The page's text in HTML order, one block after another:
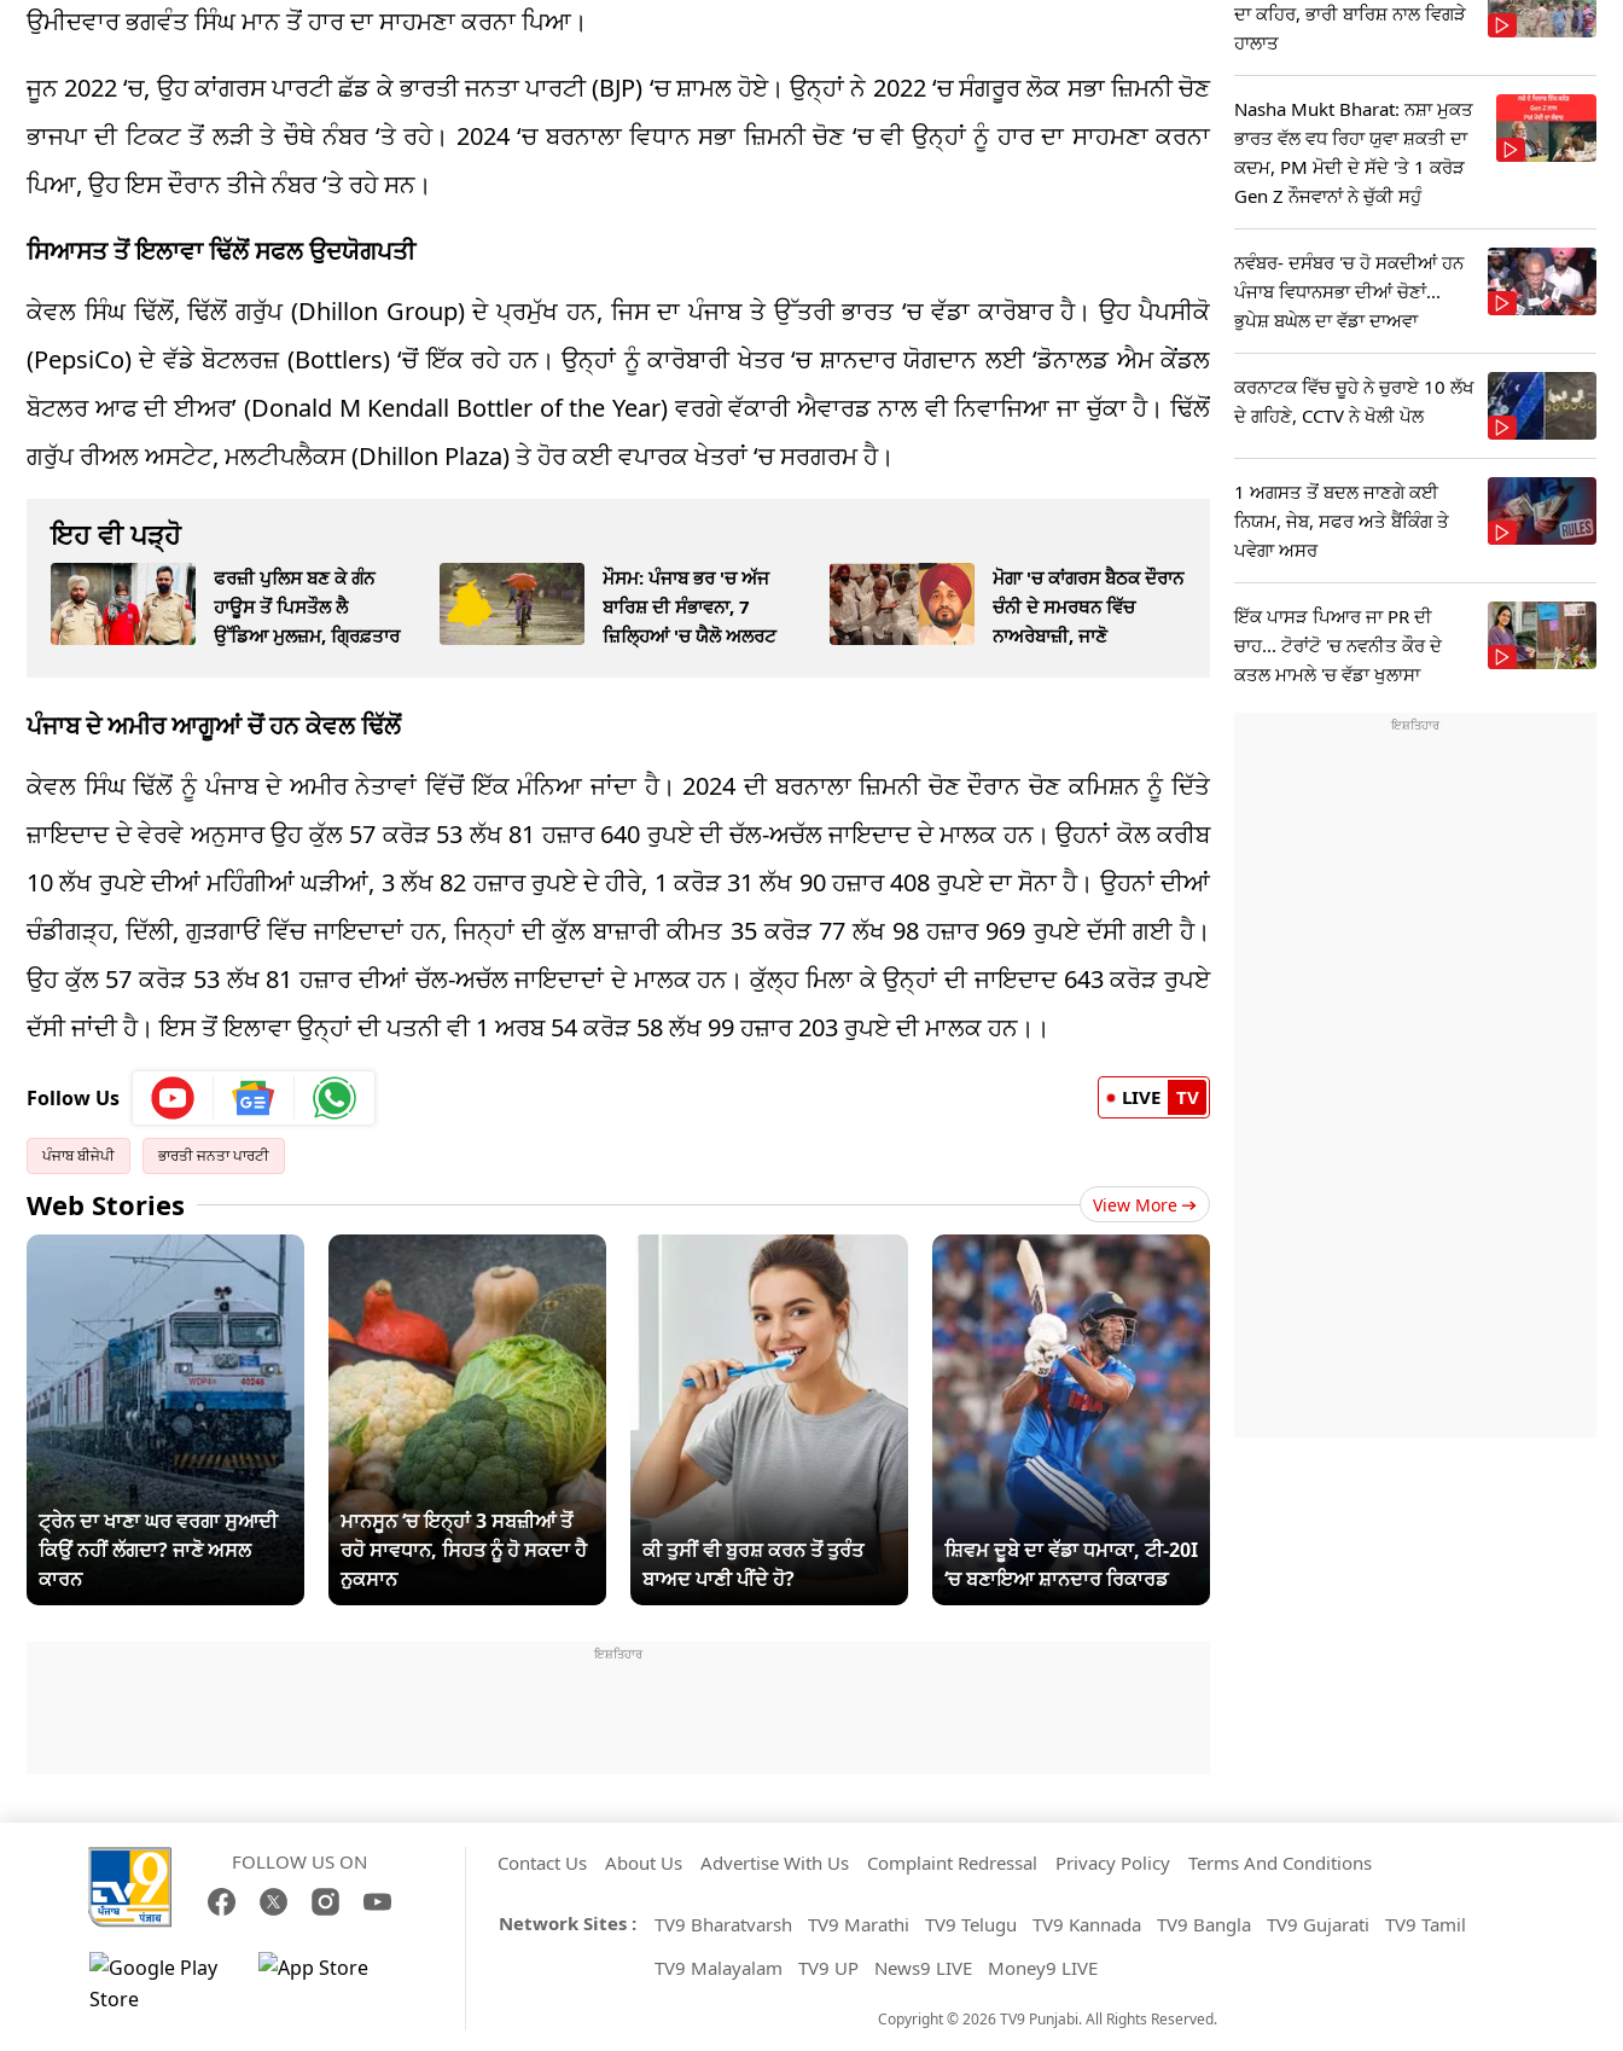
ਉਮੀਦਵਾਰ ਭਗਵੰਤ ਸਿੰਘ ਮਾਨ ਤੋਂ ਹਾਰ ਦਾ ਸਾਹਮਣਾ ਕਰਨਾ ਪਿਆ।
ਜੂਨ 2022 ‘ਚ, ਉਹ ਕਾਂਗਰਸ ਪਾਰਟੀ ਛੱਡ ਕੇ ਭਾਰਤੀ ਜਨਤਾ ਪਾਰਟੀ (BJP) ‘ਚ ਸ਼ਾਮਲ ਹੋਏ। ਉਨ੍ਹਾਂ ਨੇ 2022 ‘ਚ ਸੰਗਰੂਰ ਲੋਕ ਸਭਾ ਜ਼ਿਮਨੀ ਚੋਣ
ਭਾਜਪਾ ਦੀ ਟਿਕਟ ਤੋਂ ਲੜੀ ਤੇ ਚੌਥੇ ਨੰਬਰ ‘ਤੇ ਰਹੇ। 2024 ‘ਚ ਬਰਨਾਲਾ ਵਿਧਾਨ ਸਭਾ ਜ਼ਿਮਨੀ ਚੋਣ ‘ਚ ਵੀ ਉਨ੍ਹਾਂ ਨੂੰ ਹਾਰ ਦਾ ਸਾਹਮਣਾ ਕਰਨਾ
ਪਿਆ, ਉਹ ਇਸ ਦੌਰਾਨ ਤੀਜੇ ਨੰਬਰ ‘ਤੇ ਰਹੇ ਸਨ।
ਸਿਆਸਤ ਤੋਂ ਇਲਾਵਾ ਢਿੱਲੋਂ ਸਫਲ ਉਦਯੋਗਪਤੀ
ਕੇਵਲ ਸਿੰਘ ਢਿੱਲੋਂ, ਢਿੱਲੋਂ ਗਰੁੱਪ (Dhillon Group) ਦੇ ਪ੍ਰਮੁੱਖ ਹਨ, ਜਿਸ ਦਾ ਪੰਜਾਬ ਤੇ ਉੱਤਰੀ ਭਾਰਤ ‘ਚ ਵੱਡਾ ਕਾਰੋਬਾਰ ਹੈ। ਉਹ ਪੈਪਸੀਕੋ
(PepsiCo) ਦੇ ਵੱਡੇ ਬੋਟਲਰਜ਼ (Bottlers) ‘ਚੋਂ ਇੱਕ ਰਹੇ ਹਨ। ਉਨ੍ਹਾਂ ਨੂੰ ਕਾਰੋਬਾਰੀ ਖੇਤਰ ‘ਚ ਸ਼ਾਨਦਾਰ ਯੋਗਦਾਨ ਲਈ ‘ਡੋਨਾਲਡ ਐਮ ਕੇਂਡਲ
ਬੋਟਲਰ ਆਫ ਦੀ ਈਅਰ’ (Donald M Kendall Bottler of the Year) ਵਰਗੇ ਵੱਕਾਰੀ ਐਵਾਰਡ ਨਾਲ ਵੀ ਨਿਵਾਜਿਆ ਜਾ ਚੁੱਕਾ ਹੈ। ਢਿੱਲੋਂ
ਗਰੁੱਪ ਰੀਅਲ ਅਸਟੇਟ, ਮਲਟੀਪਲੈਕਸ (Dhillon Plaza) ਤੇ ਹੋਰ ਕਈ ਵਪਾਰਕ ਖੇਤਰਾਂ ‘ਚ ਸਰਗਰਮ ਹੈ।
ਇਹ ਵੀ ਪੜ੍ਹੋ
ਫਰਜ਼ੀ ਪੁਲਿਸ ਬਣ ਕੇ ਗੰਨ
ਹਾਊਸ ਤੋਂ ਪਿਸਤੌਲ ਲੈ
ਉੱਡਿਆ ਮੁਲਜ਼ਮ, ਗ੍ਰਿਫ਼ਤਾਰ
ਮੌਸਮ: ਪੰਜਾਬ ਭਰ 'ਚ ਅੱਜ
ਬਾਰਿਸ਼ ਦੀ ਸੰਭਾਵਨਾ, 7
ਜ਼ਿਲ੍ਹਿਆਂ 'ਚ ਯੈਲੋ ਅਲਰਟ
ਮੋਗਾ 'ਚ ਕਾਂਗਰਸ ਬੈਠਕ ਦੌਰਾਨ
ਚੰਨੀ ਦੇ ਸਮਰਥਨ ਵਿੱਚ
ਨਾਅਰੇਬਾਜ਼ੀ, ਜਾਣੋ
ਪੰਜਾਬ ਦੇ ਅਮੀਰ ਆਗੂਆਂ ਚੋਂ ਹਨ ਕੇਵਲ ਢਿੱਲੋਂ
ਕੇਵਲ ਸਿੰਘ ਢਿੱਲੋਂ ਨੂੰ ਪੰਜਾਬ ਦੇ ਅਮੀਰ ਨੇਤਾਵਾਂ ਵਿੱਚੋਂ ਇੱਕ ਮੰਨਿਆ ਜਾਂਦਾ ਹੈ। 2024 ਦੀ ਬਰਨਾਲਾ ਜ਼ਿਮਨੀ ਚੋਣ ਦੌਰਾਨ ਚੋਣ ਕਮਿਸ਼ਨ ਨੂੰ ਦਿੱਤੇ
ਜ਼ਾਇਦਾਦ ਦੇ ਵੇਰਵੇ ਅਨੁਸਾਰ ਉਹ ਕੁੱਲ 57 ਕਰੋੜ 53 ਲੱਖ 81 ਹਜ਼ਾਰ 640 ਰੁਪਏ ਦੀ ਚੱਲ-ਅਚੱਲ ਜਾਇਦਾਦ ਦੇ ਮਾਲਕ ਹਨ। ਉਹਨਾਂ ਕੋਲ ਕਰੀਬ
10 ਲੱਖ ਰੁਪਏ ਦੀਆਂ ਮਹਿੰਗੀਆਂ ਘੜੀਆਂ, 3 ਲੱਖ 82 ਹਜ਼ਾਰ ਰੁਪਏ ਦੇ ਹੀਰੇ, 1 ਕਰੋੜ 31 ਲੱਖ 90 ਹਜ਼ਾਰ 408 ਰੁਪਏ ਦਾ ਸੋਨਾ ਹੈ। ਉਹਨਾਂ ਦੀਆਂ
ਚੰਡੀਗੜ੍ਹ, ਦਿੱਲੀ, ਗੁੜਗਾਓਂ ਵਿੱਚ ਜਾਇਦਾਦਾਂ ਹਨ, ਜਿਨ੍ਹਾਂ ਦੀ ਕੁੱਲ ਬਾਜ਼ਾਰੀ ਕੀਮਤ 35 ਕਰੋੜ 77 ਲੱਖ 98 ਹਜ਼ਾਰ 969 ਰੁਪਏ ਦੱਸੀ ਗਈ ਹੈ।
ਉਹ ਕੁੱਲ 57 ਕਰੋੜ 53 ਲੱਖ 81 ਹਜ਼ਾਰ ਦੀਆਂ ਚੱਲ-ਅਚੱਲ ਜਾਇਦਾਦਾਂ ਦੇ ਮਾਲਕ ਹਨ। ਕੁੱਲ੍ਹ ਮਿਲਾ ਕੇ ਉਨ੍ਹਾਂ ਦੀ ਜਾਇਦਾਦ 643 ਕਰੋੜ ਰੁਪਏ
ਦੱਸੀ ਜਾਂਦੀ ਹੈ। ਇਸ ਤੋਂ ਇਲਾਵਾ ਉਨ੍ਹਾਂ ਦੀ ਪਤਨੀ ਵੀ 1 ਅਰਬ 54 ਕਰੋੜ 58 ਲੱਖ 99 ਹਜ਼ਾਰ 203 ਰੁਪਏ ਦੀ ਮਾਲਕ ਹਨ।।
Follow Us LIVE TV
ਪੰਜਾਬ ਬੀਜੇਪੀ ਭਾਰਤੀ ਜਨਤਾ ਪਾਰਟੀ
Web Stories View More
ਟ੍ਰੇਨ ਦਾ ਖਾਣਾ ਘਰ ਵਰਗਾ ਸੁਆਦੀ
ਕਿਉਂ ਨਹੀਂ ਲੱਗਦਾ? ਜਾਣੋ ਅਸਲ
ਕਾਰਨ
ਮਾਨਸੂਨ ‘ਚ ਇਨ੍ਹਾਂ 3 ਸਬਜ਼ੀਆਂ ਤੋਂ
ਰਹੋ ਸਾਵਧਾਨ, ਸਿਹਤ ਨੂੰ ਹੋ ਸਕਦਾ ਹੈ
ਨੁਕਸਾਨ
ਕੀ ਤੁਸੀਂ ਵੀ ਬੁਰਸ਼ ਕਰਨ ਤੋਂ ਤੁਰੰਤ
ਬਾਅਦ ਪਾਣੀ ਪੀਂਦੇ ਹੋ?
ਸ਼ਿਵਮ ਦੂਬੇ ਦਾ ਵੱਡਾ ਧਮਾਕਾ, ਟੀ-20I
‘ਚ ਬਣਾਇਆ ਸ਼ਾਨਦਾਰ ਰਿਕਾਰਡ
ਦਾ ਕਹਿਰ, ਭਾਰੀ ਬਾਰਿਸ਼ ਨਾਲ ਵਿਗੜੇ
ਹਾਲਾਤ
Nasha Mukt Bharat: ਨਸ਼ਾ ਮੁਕਤ
ਭਾਰਤ ਵੱਲ ਵਧ ਰਿਹਾ ਯੁਵਾ ਸ਼ਕਤੀ ਦਾ
ਕਦਮ, PM ਮੋਦੀ ਦੇ ਸੱਦੇ 'ਤੇ 1 ਕਰੋੜ
Gen Z ਨੌਜਵਾਨਾਂ ਨੇ ਚੁੱਕੀ ਸਹੁੰ
ਨਵੰਬਰ- ਦਸੰਬਰ 'ਚ ਹੋ ਸਕਦੀਆਂ ਹਨ
ਪੰਜਾਬ ਵਿਧਾਨਸਭਾ ਦੀਆਂ ਚੋਣਾਂ...
ਭੁਪੇਸ਼ ਬਘੇਲ ਦਾ ਵੱਡਾ ਦਾਅਵਾ
ਕਰਨਾਟਕ ਵਿੱਚ ਚੂਹੇ ਨੇ ਚੁਰਾਏ 10 ਲੱਖ
ਦੇ ਗਹਿਣੇ, CCTV ਨੇ ਖੋਲੀ ਪੋਲ
1 ਅਗਸਤ ਤੋਂ ਬਦਲ ਜਾਣਗੇ ਕਈ
ਨਿਯਮ, ਜੇਬ, ਸਫਰ ਅਤੇ ਬੈਂਕਿੰਗ ਤੇ
ਪਵੇਗਾ ਅਸਰ
ਇੱਕ ਪਾਸੜ ਪਿਆਰ ਜਾ PR ਦੀ
ਚਾਹ... ਟੋਰਾਂਟੋ 'ਚ ਨਵਨੀਤ ਕੌਰ ਦੇ
ਕਤਲ ਮਾਮਲੇ 'ਚ ਵੱਡਾ ਖੁਲਾਸਾ
FOLLOW US ON Contact Us About Us Advertise With Us Complaint Redressal Privacy Policy Terms And Conditions
Network Sites : TV9 Bharatvarsh TV9 Marathi TV9 Telugu TV9 Kannada TV9 Bangla TV9 Gujarati
TV9 Tamil
TV9 Malayalam
TV9 UP News9 LIVE Money9 LIVE
Copyright © 2026 TV9 Punjabi. All Rights Reserved.